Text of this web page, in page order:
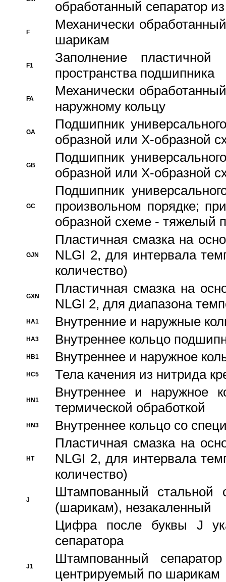
обработанный сепаратор
F
Механически
шарикам
F1
Заполнение
пространства подшипника
FA
Механически
наружному кольцу
GA
Подшипник
образной или Х-образной
GB
Подшипник
образной или Х-образной
GC
Подшипник
произвольном порядке;
образной схеме - тяжелый
GJN
Пластичная смазка на
NLGI 2, для интервала
количество)
GXN
Пластичная смазка на
NLGI 2, для диапазона
HA1 Внутренние и наружные
HA3 Bнутреннее кольцо
HB1 Bнутреннее и наружное
HC5 Тела качения из нитрида
HN1
Bнутреннее и наружное
термической обработкой
HN3 Внутреннее кольцо со
HT
Пластичная смазка на
NLGI 2, для интервала
количество)
J
Штампованный стальной
(шарикам), незакаленный
Цифра после буквы J
сепаратора
J1
Штампованный
центрируемый по шарикам